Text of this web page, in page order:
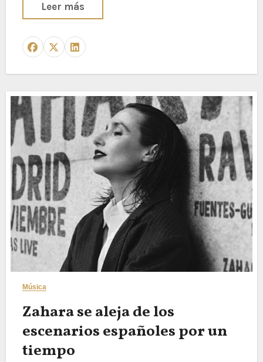
Leer más
Música
Zahara se aleja de los
escenarios españoles por un
tiempo